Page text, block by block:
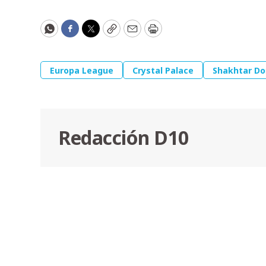
WhatsApp
Facebook
Twitter
CopyEmailPrint
Europa League Crystal Palace Shakhtar
Redacción D10